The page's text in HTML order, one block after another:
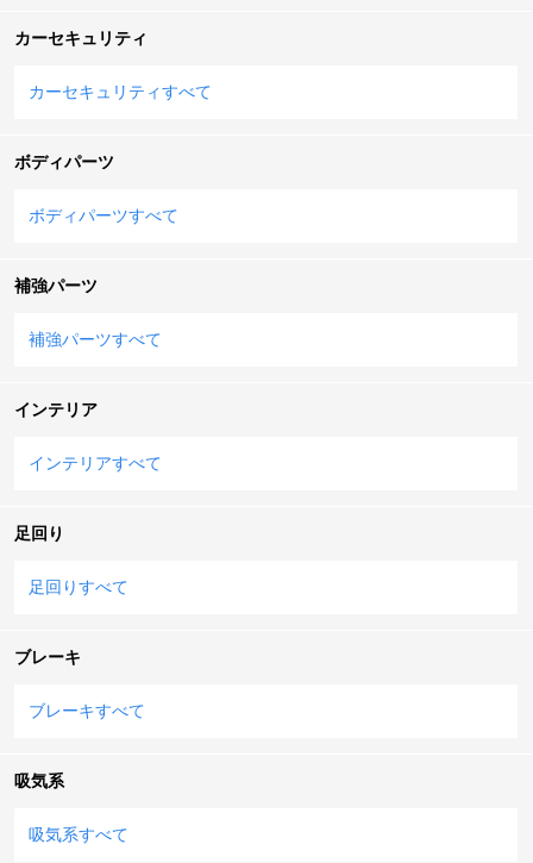
カーセキュリティ
カーセキュリティすべて
ボディパーツ
ボディパーツすべて
補強パーツ
補強パーツすべて
インテリア
インテリアすべて
足回り
足回りすべて
ブレーキ
ブレーキすべて
吸気系
吸気系すべて